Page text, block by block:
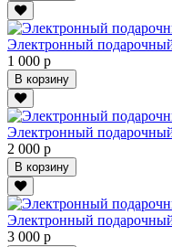
Электронный
1 000 р
В корзину
Электронный
2 000 р
В корзину
Электронный
3 000 р